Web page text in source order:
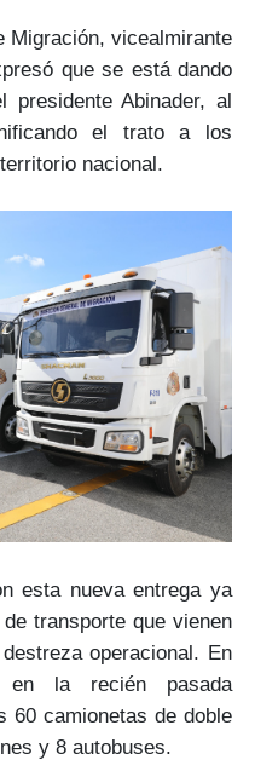
Migración,vicealmirante
que se está dando
presidente Abinader, al
el tratoa los
nacional.
esta nueva entrega ya
de transporte que vienen
operacional. En
en la recién pasada
60 camionetas de doble
y 8 autobuses.